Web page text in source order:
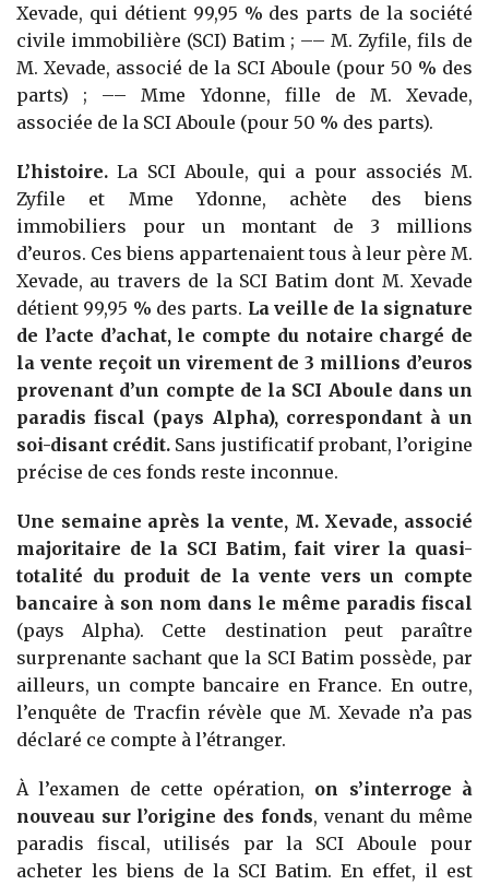
Xevade, qui détient 99,95 % des parts de la société
civile immobilière (SCI) Batim ; –– M. Zyfile, fils de
M. Xevade, associé de la SCI Aboule (pour 50 % des
parts) ; –– Mme Ydonne, fille de M. Xevade,
associée de la SCI Aboule (pour 50 % des parts).
L’histoire. La SCI Aboule, qui a pour associés M.
Zyfile et Mme Ydonne, achète des biens
immobiliers pour un montant de 3 millions
d’euros. Ces biens appartenaient tous à leur père M.
Xevade, au travers de la SCI Batim dont M. Xevade
détient 99,95 % des parts. La veille de la signature
de l’acte d’achat, le compte du notaire chargé de
la vente reçoit un virement de 3 millions d’euros
provenant d’un compte de la SCI Aboule dans un
paradis fiscal (pays Alpha), correspondant à un
soi-disant crédit. Sans justificatif probant, l’origine
précise de ces fonds reste inconnue.
Une semaine après la vente, M. Xevade, associé
majoritaire de la SCI Batim, fait virer la quasi-
totalité du produit de la vente vers un compte
bancaire à son nom dans le même paradis fiscal
(pays Alpha). Cette destination peut paraître
surprenante sachant que la SCI Batim possède, par
ailleurs, un compte bancaire en France. En outre,
l’enquête de Tracfin révèle que M. Xevade n’a pas
déclaré ce compte à l’étranger.
À l’examen de cette opération, on s’interroge à
nouveau sur l’origine des fonds, venant du même
paradis fiscal, utilisés par la SCI Aboule pour
acheter les biens de la SCI Batim. En effet, il est